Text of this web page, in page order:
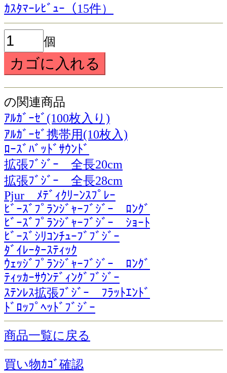
ｶｽﾀﾏｰﾚﾋﾞｭｰ（15件）
個
の関連商品
ｱﾙｶﾞｰｾﾞ(100枚入り)
ｱﾙｶﾞｰｾﾞ携帯用(10枚入)
ﾛｰｽﾞﾊﾞｯﾄﾞｻｳﾝﾄﾞ
拡張ﾌﾞｼﾞｰ 全長20cm
拡張ﾌﾞｼﾞｰ 全長28cm
Pjur ﾒﾃﾞｨｸﾘｰﾝｽﾌﾟﾚｰ
ﾋﾞｰｽﾞﾌﾟﾗﾝｼﾞｬｰﾌﾞｼﾞｰ ﾛﾝｸﾞ
ﾋﾞｰｽﾞﾌﾟﾗﾝｼﾞｬｰﾌﾞｼﾞｰ ｼｮｰﾄ
ﾋﾞｰｽﾞｼﾘｺﾝﾁｭｰﾌﾞﾌﾞｼﾞｰ
ﾀﾞｲﾚｰﾀｰｽﾃｨｯｸ
ｳｪｯｼﾞﾌﾟﾗﾝｼﾞｬｰﾌﾞｼﾞｰ ﾛﾝｸﾞ
ﾃｨｯｶｰｻｳﾝﾃﾞｨﾝｸﾞﾌﾞｼﾞｰ
ｽﾃﾝﾚｽ拡張ﾌﾞｼﾞｰ ﾌﾗｯﾄｴﾝﾄﾞ
ﾄﾞﾛｯﾌﾟﾍｯﾄﾞﾌﾞｼﾞｰ
商品一覧に戻る
買い物ｶｺﾞ確認